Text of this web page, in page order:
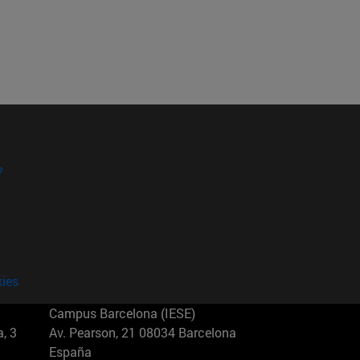
3
Campus Barcelona (IESE)
Av. Pearson, 21 08034 Barcelona
España